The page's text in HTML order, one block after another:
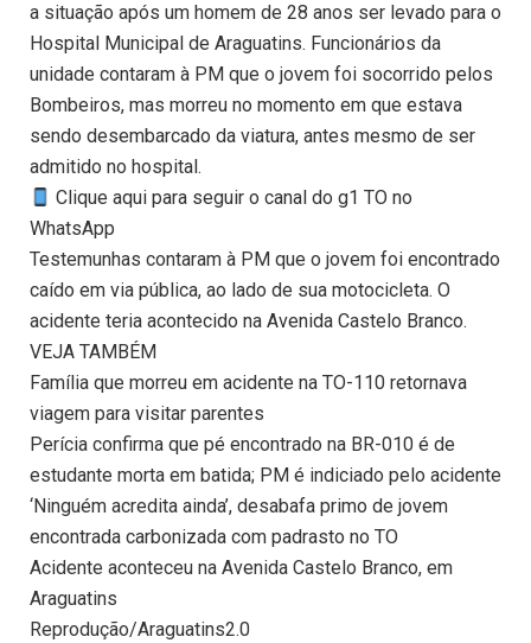
a situação após um homem de 28 anos ser levado para o
Hospital Municipal de Araguatins. Funcionários da
unidade contaram à PM que o jovem foi socorrido pelos
Bombeiros, mas morreu no momento em que estava
sendo desembarcado da viatura, antes mesmo de ser
admitido no hospital.
Clique aqui para seguir o canal do g1 TO no
WhatsApp
Testemunhas contaram à PM que o jovem foi encontrado
caído em via pública, ao lado de sua motocicleta. O
acidente teria acontecido na Avenida Castelo Branco.
VEJA TAMBÉM
Família que morreu em acidente na TO-110 retornava
viagem para visitar parentes
Perícia confirma que pé encontrado na BR-010 é de
estudante morta em batida; PM é indiciado pelo acidente
‘Ninguém acredita ainda’, desabafa primo de jovem
encontrada carbonizada com padrasto no TO
Acidente aconteceu na Avenida Castelo Branco, em
Araguatins
Reprodução/Araguatins2.0